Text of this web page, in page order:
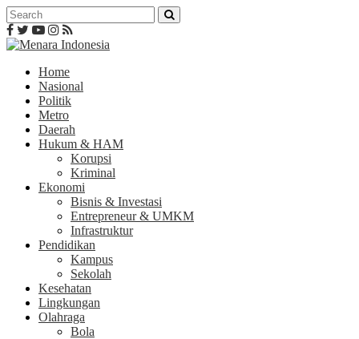
Home
Nasional
Politik
Metro
Daerah
Hukum & HAM
Korupsi
Kriminal
Ekonomi
Bisnis & Investasi
Entrepreneur & UMKM
Infrastruktur
Pendidikan
Kampus
Sekolah
Kesehatan
Lingkungan
Olahraga
Bola